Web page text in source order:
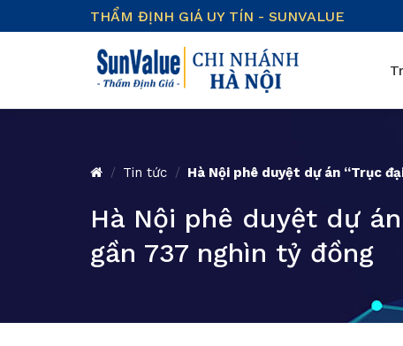
to
THẨM ĐỊNH GIÁ UY TÍN - SUNVALUE
/ Tin tức / Hà Nội phê duyệt dự án “Trục
Hà Nội phê duyệt dự
gần 737 nghìn tỷ đồng